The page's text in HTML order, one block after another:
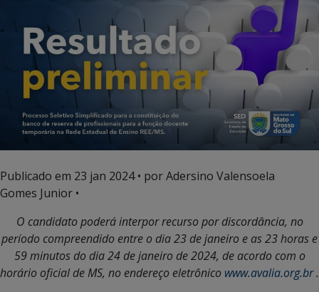
Publicado em 23 jan 2024• por Adersino Valensoela
Gomes Junior •
O candidato poderá interpor recurso por discordância, no
período compreendido entre o dia 23 de janeiro e as 23 horas e
59 minutos do dia 24 de janeiro de 2024, de acordo com o
horário oficial de MS, no endereço eletrônico www.avalia.org.br.